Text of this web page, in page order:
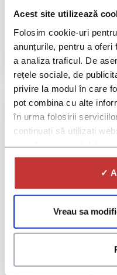
Acest site utilizează
Folosim cookie-uri
anunțurile, pentru a oferi
a analiza traficul. De
rețele sociale, de
privire la modul în care
pot combina cu alte
în urma folosirii
continuați să utilizați
✓
Vreau sa
Medic
Asistent